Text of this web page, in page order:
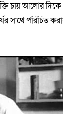
চায় আলোর
সাথে পরিচিত